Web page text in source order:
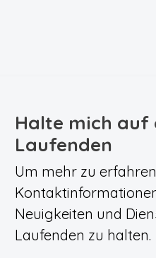
Halte mich auf
Laufenden
Um mehr zu
Neuigkeiten und
Laufenden zu halten.